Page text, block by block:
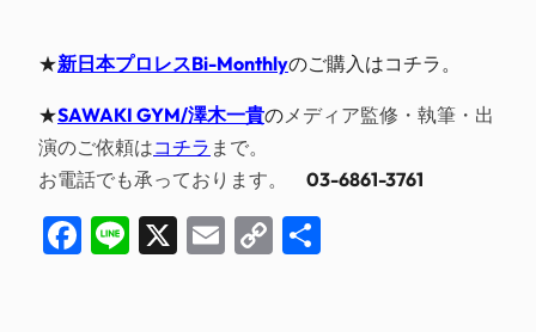
★新日本プロレスBi-Monthlyのご購入はコチラ。
★SAWAKI GYM/澤木一貴のメディア監修・執筆・出
演のご依頼はコチラ ま で。
お電話でも承っております。 03-6861-3761
Facebook
Line
X EmailCopy